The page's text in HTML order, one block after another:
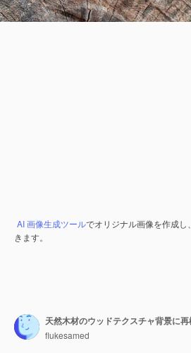
AI 画像生成ツールでオリジナル画像を作成し、
きます。
flukesamed